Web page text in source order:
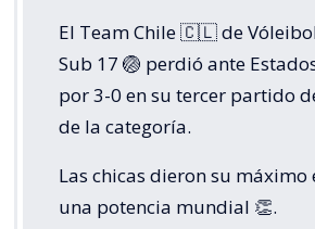
El Team Chile 🇨🇱 de
Sub 17 🏐 perdió ante
por 3-0 en su tercer partido
de la categoría.
Las chicas dieron su máximo
una potencia mundial 👏.